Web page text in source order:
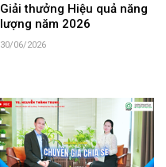
Giải thưởng Hiệu quả năng
lượng năm 2026
30/06/2026